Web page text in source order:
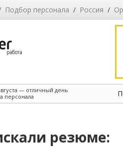
Подбор персонала / Россия /
— отличный день
персонала
резюме: